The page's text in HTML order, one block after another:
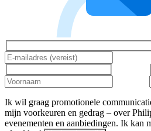
Ik wil graag promotionele
mijn voorkeuren en gedrag – over
evenementen en aanbiedingen. Ik kan